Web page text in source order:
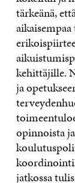
tärkeänä,
kehittäjille.
ja
opinnoista
jatkossa